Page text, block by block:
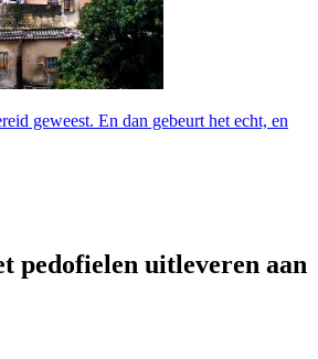
geweest. En dan gebeurt het echt, en
pedofielen uitleveren aan